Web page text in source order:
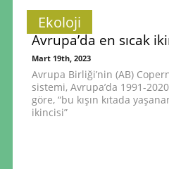
Ekoloji
Avrupa’da en sıcak
Mart 19th, 2023
Avrupa Birliği’nin (AB)
sistemi, Avrupa’da 1991-
göre, “bu kışın kıtada
ikincisi”